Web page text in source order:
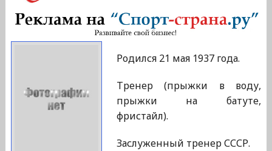
Родился 21 мая 1937 года.
Тренер (прыжки в воду,
прыжки на батуте,
фристайл).
Заслуженный тренер СССР.